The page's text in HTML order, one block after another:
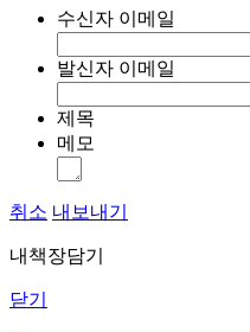
수신자 이메일
발신자 이메일
제목
메모
취소 내보내기
내책장담기
닫기